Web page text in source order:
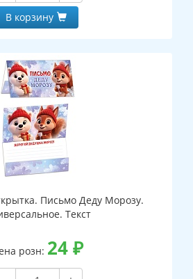
В корзину
Письмо Деду Морозу.
Текст
розн: 24₽